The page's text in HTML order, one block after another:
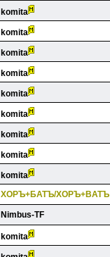
komita
komita
komita
komita
komita
komita
komita
komita
komita
XOPЪ+БATЪ/XOPЪ+BATЪ
Nimbus-TF
komita